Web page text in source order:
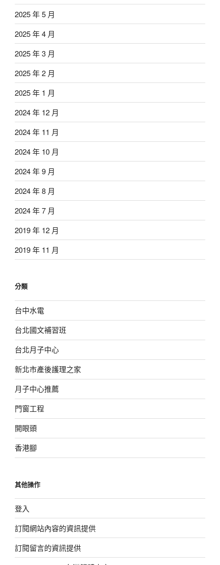
2025 年 5 月
2025 年 4 月
2025 年 3 月
2025 年 2 月
2025 年 1 月
2024 年 12 月
2024 年 11 月
2024 年 10 月
2024 年 9 月
2024 年 8 月
2024 年 7 月
2019 年 12 月
2019 年 11 月
分類
台中水電
台北國文補習班
台北月子中心
新北市產後護理之家
月子中心推薦
門窗工程
開眼頭
香港腳
其他操作
登入
訂閱網站內容的資訊提供
訂閱留言的資訊提供